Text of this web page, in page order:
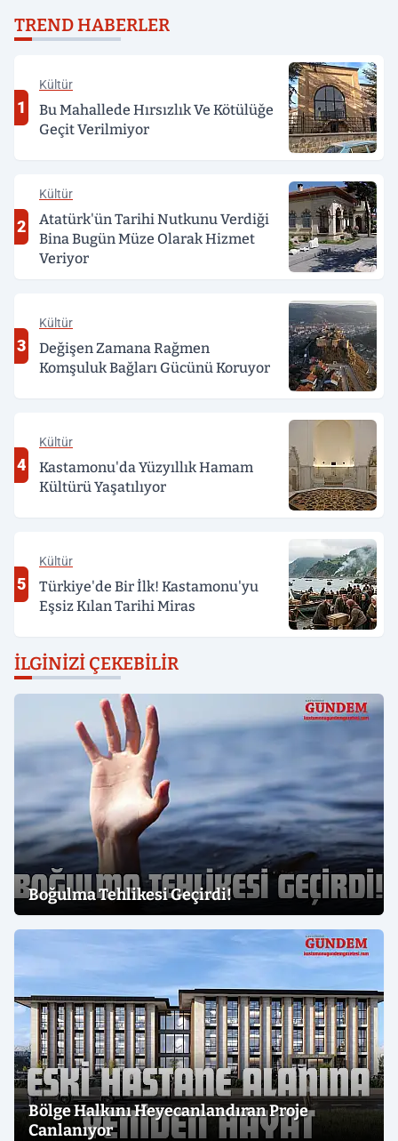
TREND HABERLER
1
Kültür
Bu Mahallede Hırsızlık Ve Kötülüğe
Geçit Verilmiyor
2
Kültür
Atatürk'ün Tarihi Nutkunu Verdiği
Bina Bugün Müze Olarak Hizmet
Veriyor
3
Kültür
Değişen Zamana Rağmen
Komşuluk Bağları Gücünü Koruyor
4
Kültür
Kastamonu'da Yüzyıllık Hamam
Kültürü Yaşatılıyor
5
Kültür
Türkiye'de Bir İlk! Kastamonu'yu
Eşsiz Kılan Tarihi Miras
İLGINIZI ÇEKEBILIR
Boğulma Tehlikesi Geçirdi!
Bölge Halkını Heyecanlandıran Proje
Canlanıyor